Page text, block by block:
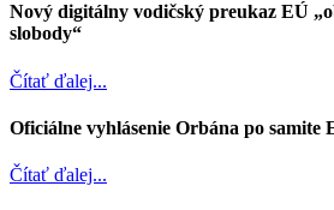
Nový digitálny vodičský preukaz EÚ
slobody“
Čítať ďalej...
Oficiálne vyhlásenie Orbána po samite
Čítať ďalej...